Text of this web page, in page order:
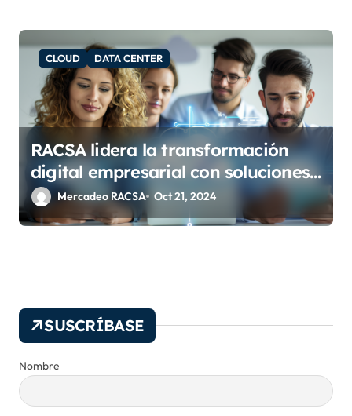
CLOUD DATA CENTER
RACSA lidera la transformación
digital empresarial con soluciones
en la nube a la medida
Mercadeo RACSA Oct 21, 2024
SUSCRÍBASE
Nombre